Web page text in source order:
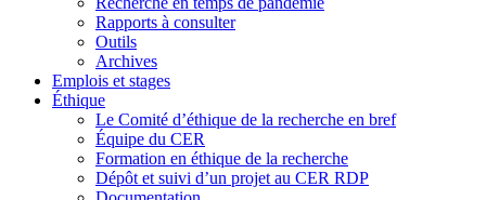
Rapports à consulter
Outils
Archives
Emplois et stages
Éthique
Le Comité d’éthique de la recherche en bref
Équipe du CER
Formation en éthique de la recherche
Dépôt et suivi d’un projet au CER RDP